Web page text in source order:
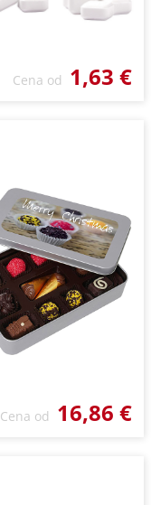
Cena od 1,63 €
Cena od 16,86 €